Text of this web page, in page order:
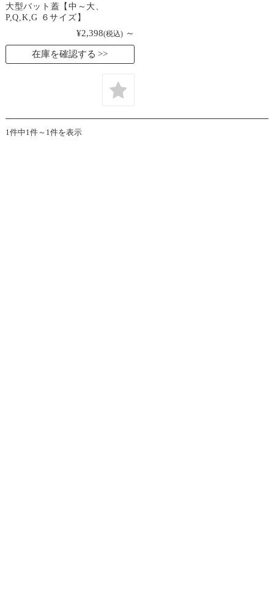
大型バット蓋【中～大、
P,Q,K,G ６サイズ】
¥2,398(税込) ～
在庫を確認する
1件中1件～1件を表示